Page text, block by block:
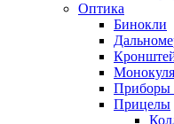
Оптика
Бинокли
Приборы
Прицелы